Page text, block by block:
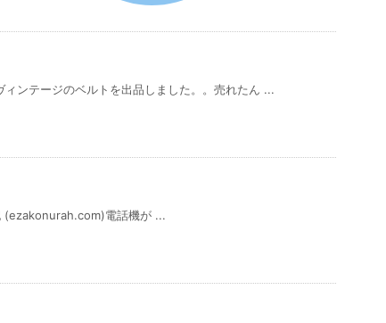
ンテージのベルトを出品しました。。売れたん ...
(ezakonurah.com)電話機が ...